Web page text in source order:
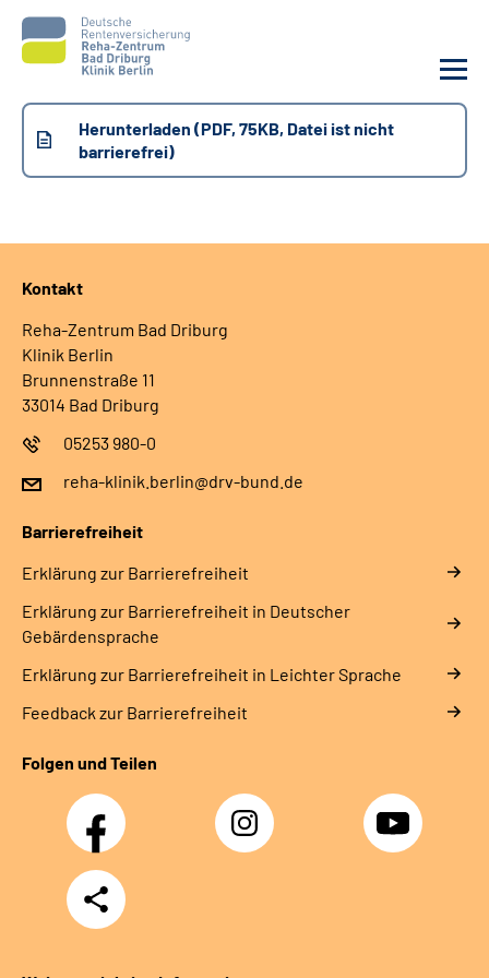
Unsere Klinik
Karriere
Suche
Leichte Sprache
Herunterladen (PDF, 75KB, Datei ist nicht
barrierefrei)
Kontakt
Reha-Zentrum Bad Driburg
Klinik Berlin
Brunnenstraße 11
33014 Bad Driburg
05253 980-0
reha-klinik.berlin@drv-bund.de
Barrierefreiheit
Erklärung zur Barrierefreiheit
Erklärung zur Barrierefreiheit in Deutscher
Gebärdensprache
Erklärung zur Barrierefreiheit in Leichter Sprache
Feedback zur Barrierefreiheit
Folgen und Teilen
Facebook Instagram YouTube
Teilen